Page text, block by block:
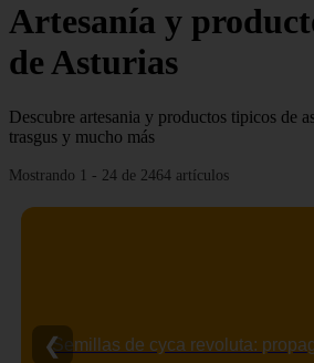
Artesanía y
de Asturias
Descubre artesania y productos tipicos de
trasgus y mucho más
Mostrando 1 - 24 de 2464 artículos
Semillas de cyca revoluta:
❮